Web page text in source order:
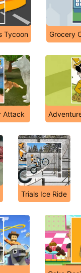
Tycoon Grocery
Attack
Trials Ice Ride